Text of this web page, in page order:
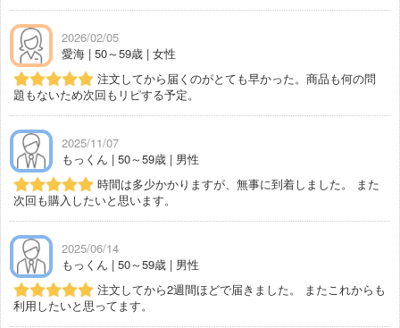
2026/02/05
愛海 | 50～59歳 | 女性
注文してから届くのがとても早かった。商品も何の問
題もないため次回もリピする予定。
2025/11/07
もっくん | 50～59歳 | 男性
時間は多少かかりますが、無事に到着しました。 また
次回も購入したいと思います。
2025/06/14
もっくん | 50～59歳 | 男性
注文してから2週間ほどで届きました。 またこれからも
利用したいと思ってます。